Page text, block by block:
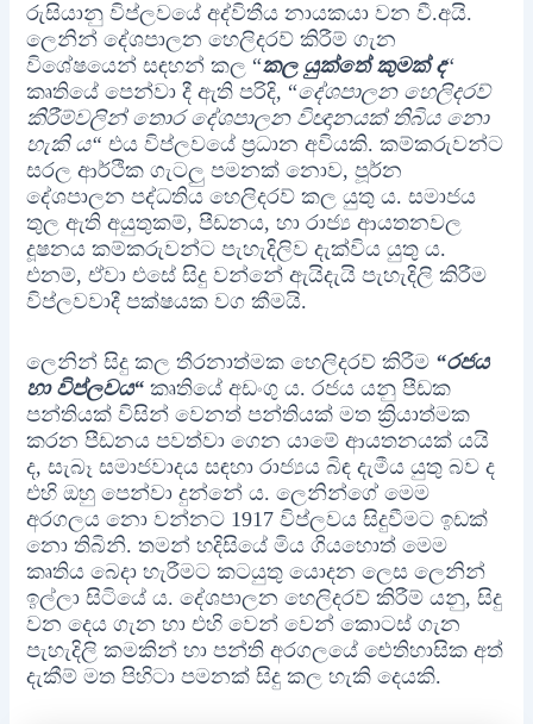
රුසියානු විප්ලවයේ අද්විතීය නායකයා වන වී.අයි.
ලෙනින් දේශපාලන හෙලිදරව් කිරීම් ගැන
විශේෂයෙන් සඳහන් කල “කල යුක්තේ කුමක් ද“
කෘතියේ පෙන්වා දී ඇති පරිදි, “දේශපාලන හෙලිදරව්
කිරීම්වලින් තොර දේශපාලන විඥානයක් තිබිය නො
හැකි ය“ එය විප්ලවයේ ප්‍රධාන අවියකි. කම්කරුවන්ට
සරල ආර්ථික ගැටලු පමනක් නොව, පූර්න
දේශපාලන පද්ධතිය හෙලිදරව් කල යුතු ය. සමාජය
තුල ඇති අයුතුකම්, පීඩනය, හා රාජ්‍ය ආයතනවල
දූෂනය කම්කරුවන්ට පැහැදිලිව දැක්විය යුතු ය.
එනම්, ඒවා එසේ සිදු වන්නේ ඇයිදැයි පැහැදිලි කිරීම
විප්ලවවාදී පක්ෂයක වග කීමයි.
ලෙනින් සිදු කල තීරනාත්මක හෙලිදරව් කිරීම “රජය
හා විප්ලවය“ කෘතියේ අඩංගු ය. රජය යනු පීඩක
පන්තියක් විසින් වෙනත් පන්තියක් මත ක්‍රියාත්මක
කරන පීඩනය පවත්වා ගෙන යාමේ ආයතනයක් යයි
ද, සැබෑ සමාජවාදය සඳහා රාජ්‍යය බිඳ දැමීය යුතු බව ද
එහි ඔහු පෙන්වා දුන්නේ ය. ලෙනින්ගේ මෙම
අරගලය නො වන්නට 1917 විප්ලවය සිදුවීමට ඉඩක්
නො තිබිනි. තමන් හදිසියේ මිය ගියහොත් මෙම
කෘතිය බෙදා හැරීමට කටයුතු යොදන ලෙස ලෙනින්
ඉල්ලා සිටියේ ය. දේශපාලන හෙලිදරව් කිරීම් යනු, සිදු
වන දෙය ගැන හා එහි වෙන් වෙන් කොටස් ගැන
පැහැදිලි කමකින් හා පන්ති අරගලයේ ඓතිහාසික අත්
දැකීම් මත පිහිටා පමනක් සිදු කල හැකි දෙයකි.